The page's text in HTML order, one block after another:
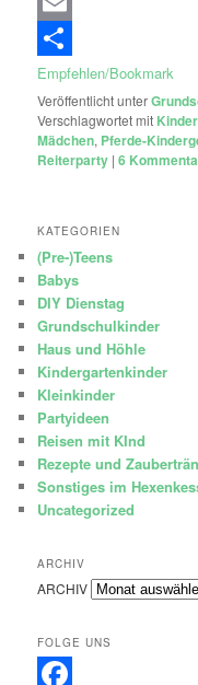
Email
Empfehlen/Bookmark
Veröffentlicht unter
Verschlagwortet mit
Mädchen, Pferde-
Reiterparty |6
KATEGORIEN
(Pre-)Teens
Babys
DIY Dienstag
Grundschulkinder
Haus und Höhle
Kindergartenkinder
Kleinkinder
Partyideen
Reisen mit KInd
Rezepte und
Sonstiges im
Uncategorized
ARCHIV
ARCHIV
FOLGE UNS